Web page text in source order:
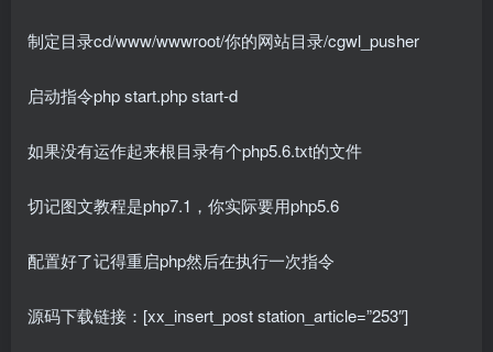
制定目录cd/www/wwwroot/你的网站目录/cgwl_pusher
启动指令php start.php start-d
如果没有运作起来根目录有个php5.6.txt的文件
切记图文教程是php7.1，你实际要用php5.6
配置好了记得重启php然后在执行一次指令
源码下载链接：[xx_insert_post station_article=”253″]